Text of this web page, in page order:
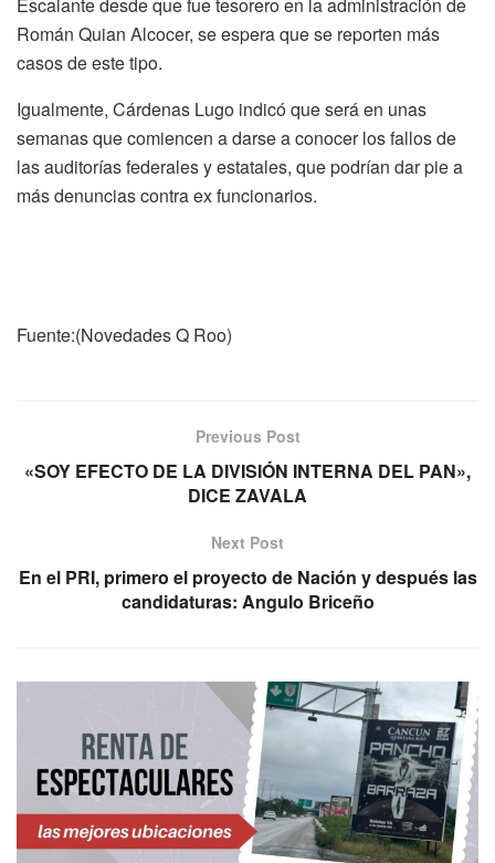
Román Quian Alcocer, se espera que se reporten más
casos de este tipo.
Igualmente, Cárdenas Lugo indicó que será en unas
semanas que comiencen a darse a conocer los fallos de
las auditorías federales y estatales, que podrían dar pie a
más denuncias contra ex funcionarios.
Fuente:(Novedades Q Roo)
Previous Post
«SOY EFECTO DE LA DIVISIÓN INTERNA DEL PAN»,
DICE ZAVALA
Next Post
En el PRI, primero el proyecto de Nación y después las
candidaturas: Angulo Briceño